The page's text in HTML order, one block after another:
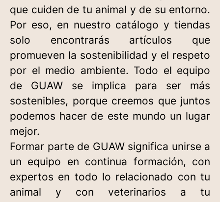
que cuiden de tu animal y de su entorno.
Por eso, en nuestro catálogo y tiendas
solo encontrarás artículos que
promueven la sostenibilidad y el respeto
por el medio ambiente. Todo el equipo
de GUAW se implica para ser más
sostenibles, porque creemos que juntos
podemos hacer de este mundo un lugar
mejor. ​
Formar parte de GUAW significa unirse a
un equipo en continua formación, con
expertos en todo lo relacionado con tu
animal y con veterinarios a tu